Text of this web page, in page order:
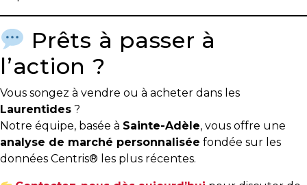
Prêts à passer à
l’action ?
Vous songez à vendre ou à acheter dans les
Laurentides ?
Notre équipe, basée à Sainte-Adèle, vous offre une
analyse de marché personnalisée fondée sur les
données Centris® les plus récentes.